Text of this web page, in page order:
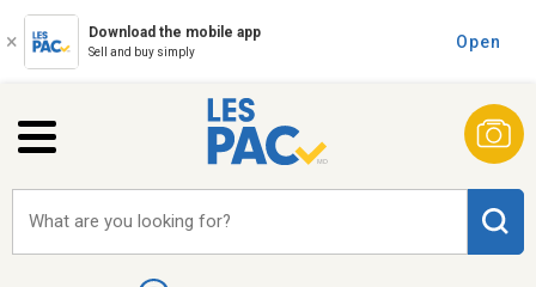
Download the mobile app
Sell and buy simply
Open
What are you looking for?